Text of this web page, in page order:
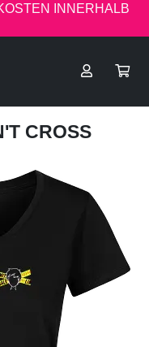
INNERHALB
CROSS